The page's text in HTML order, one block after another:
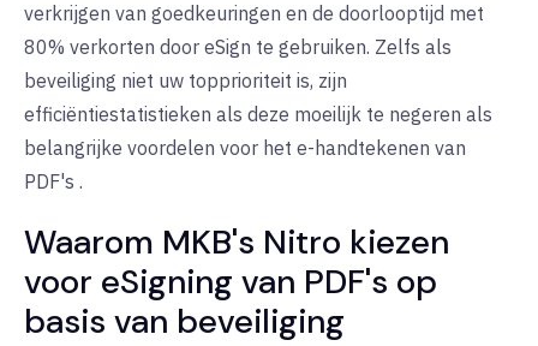
verkrijgen van goedkeuringen en de doorlooptijd met
80% verkorten door eSign te gebruiken. Zelfs als
beveiliging niet uw topprioriteit is, zijn
efficiëntiestatistieken als deze moeilijk te negeren als
belangrijke voordelen voor het e-handtekenen van
PDF's .
Waarom MKB's Nitro kiezen
voor eSigning van PDF's op
basis van beveiliging